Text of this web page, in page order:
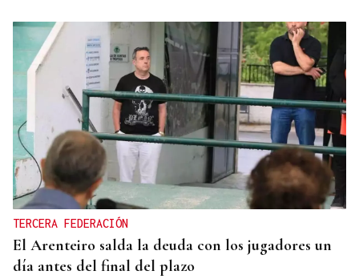
TERCERA FEDERACIÓN
El Arenteiro salda la deuda con los jugadores un
día antes del final del plazo